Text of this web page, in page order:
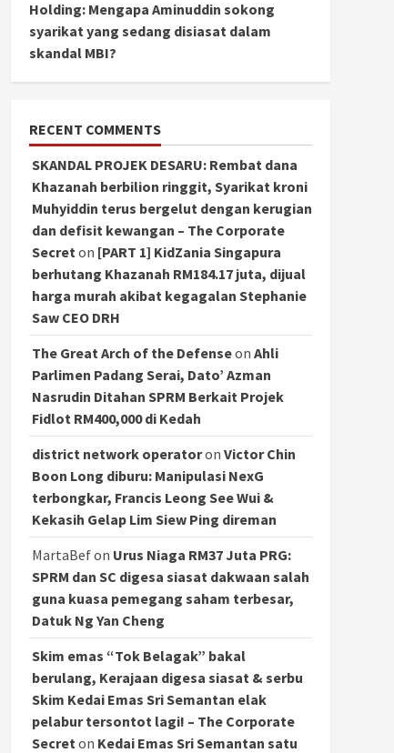
Holding: Mengapa Aminuddin sokong
syarikat yang sedang disiasat dalam
skandal MBI?
RECENT COMMENTS
SKANDAL PROJEK DESARU: Rembat dana
Khazanah berbilion ringgit, Syarikat kroni
Muhyiddin terus bergelut dengan kerugian
dan defisit kewangan – The Corporate
Secret on [PART 1] KidZania Singapura
berhutang Khazanah RM184.17 juta, dijual
harga murah akibat kegagalan Stephanie
Saw CEO DRH
The Great Arch of the Defenseon Ahli
Parlimen Padang Serai, Dato’ Azman
Nasrudin Ditahan SPRM Berkait Projek
Fidlot RM400,000 di Kedah
district network operatoron Victor Chin
Boon Long diburu: Manipulasi NexG
terbongkar, Francis Leong See Wui &
Kekasih Gelap Lim Siew Ping direman
MartaBefon Urus Niaga RM37 Juta PRG:
SPRM dan SC digesa siasat dakwaan salah
guna kuasa pemegang saham terbesar,
Datuk Ng Yan Cheng
Skim emas “Tok Belagak” bakal
berulang, Kerajaan digesa siasat & serbu
Skim Kedai Emas Sri Semantan elak
pelabur tersontot lagi! – The Corporate
Secret on Kedai Emas Sri Semantan satu